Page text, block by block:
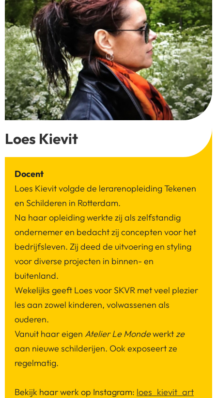
Loes Kievit
Docent
Loes Kievit volgde de lerarenopleiding Tekenen
en Schilderen in Rotterdam.
Na haar opleiding werkte zij als zelfstandig
ondernemer en bedacht zij concepten voor het
bedrijfsleven. Zij deed de uitvoering en styling
voor diverse projecten in binnen- en
buitenland.
Wekelijks geeft Loes voor SKVR met veel plezier
les aan zowel kinderen, volwassenen als
ouderen.
Vanuit haar eigen Atelier Le Mondewerktze
aan nieuwe schilderijen. Ook exposeert ze
regelmatig.
Bekijk haar werk op Instagram: loes_kievit_art